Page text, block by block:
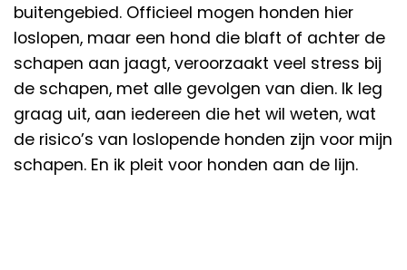
buitengebied. Officieel mogen honden hier
loslopen, maar een hond die blaft of achter de
schapen aan jaagt, veroorzaakt veel stress bij
de schapen, met alle gevolgen van dien. Ik leg
graag uit, aan iedereen die het wil weten, wat
de risico’s van loslopende honden zijn voor mijn
schapen. En ik pleit voor honden aan de lijn.